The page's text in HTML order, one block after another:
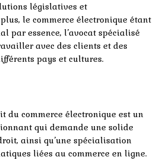
législatives et
le commerce électronique étant
par essence, l’avocat spécialisé
avec des clients et des
pays et cultures.
du commerce électronique est un
qui demande une solide
ainsi qu’une spécialisation
liées au commerce en ligne.